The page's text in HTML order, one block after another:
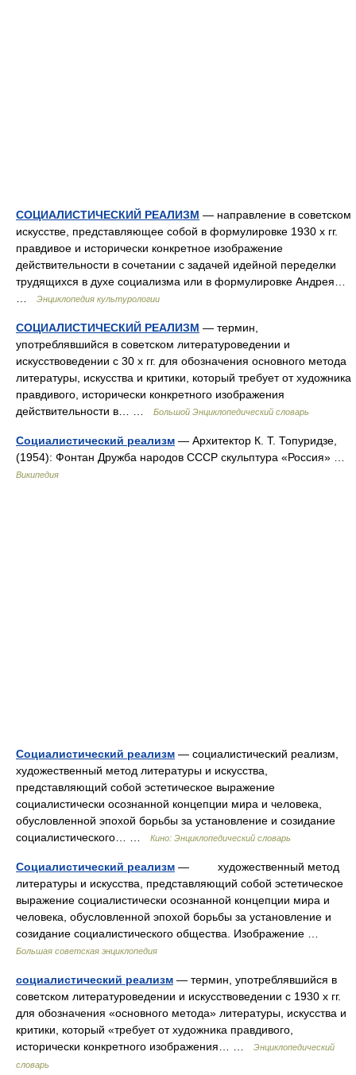
СОЦИАЛИСТИЧЕСКИЙ РЕАЛИЗМ — направление в советском
искусстве, представляющее собой в формулировке 1930 х гг.
правдивое и исторически конкретное изображение
действительности в сочетании с задачей идейной переделки
трудящихся в духе социализма или в формулировке Андрея…
Энциклопедия культурологии
СОЦИАЛИСТИЧЕСКИЙ РЕАЛИЗМ — термин,
употреблявшийся в советском литературоведении и
искусствоведении с 30 х гг. для обозначения основного метода
литературы, искусства и критики, который требует от художника
правдивого, исторически конкретного изображения
действительности в… …
Большой Энциклопедический словарь
Социалистический реализм — Архитектор К. Т. Топуридзе,
(1954): Фонтан Дружба народов СССР скульптура «Россия» …
Википедия
Социалистический реализм — социалистический реализм,
художественный метод литературы и искусства,
представляющий собой эстетическое выражение
социалистически осознанной концепции мира и человека,
обусловленной эпохой борьбы за установление и созидание
социалистического… …
Кино: Энциклопедический словарь
Социалистический реализм — художественный метод
литературы и искусства, представляющий собой эстетическое
выражение социалистически осознанной концепции мира и
человека, обусловленной эпохой борьбы за установление и
созидание социалистического общества. Изображение …
Большая советская энциклопедия
социалистический реализм — термин, употреблявшийся в
советском литературоведении и искусствоведении с 1930 х гг.
для обозначения «основного метода» литературы, искусства и
критики, который «требует от художника правдивого,
исторически конкретного изображения… …
Энциклопедический
словарь